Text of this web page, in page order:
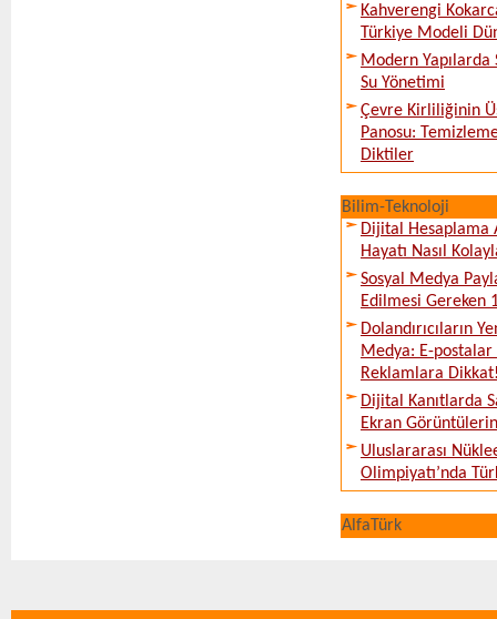
Kahverengi
Türkiye Modeli
Modern Yapılarda
Su Yönetimi
Çevre Kirliliğinin
Panosu:
Diktiler
Bilim-Teknoloji
Dijital Hesaplama
Hayatı Nasıl
Sosyal Medya
Edilmesi Gereken
Dolandırıcıların
Medya: E-postalar
Reklamlara
Dijital Kanıtlarda
Ekran
Uluslararası
Olimpiyatı’nda
AlfaTürk